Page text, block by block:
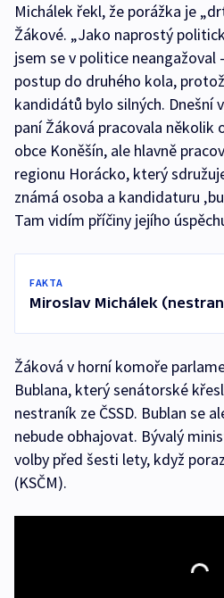
Michálek řekl, že porážka je
Žákové. „Jako naprostý
jsem se v politice neangažoval
postup do druhého kola,
kandidátů bylo silných. Dnešní
paní Žáková pracovala
obce Koněšín, ale hlavně
regionu Horácko, který
známá osoba a kandidaturu
Tam vidím příčiny jejího
FAKTA
Miroslav Michálek
Žáková v horní komoře
Bublana, který senátorské
nestraník ze ČSSD. Bublan se
nebude obhajovat. Bývalý
volby před šesti lety, když
(KSČM).